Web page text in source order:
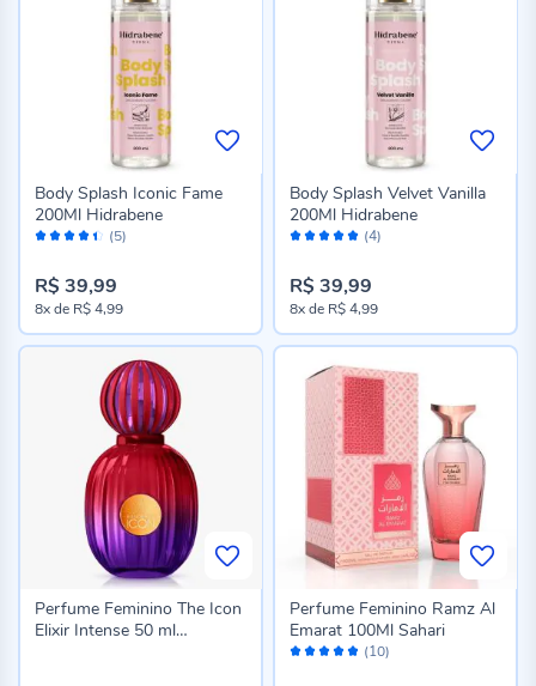
Avaliação: (5)
Body Splash Iconic Fame
200Ml Hidrabene
R$ 39,99
8xde R$ 4,99
Avaliação: (4)
Body Splash Velvet Vanilla
200Ml Hidrabene
R$ 39,99
8xde R$ 4,99
Perfume Feminino The Icon
Elixir Intense 50 ml
Avaliação: (10)
Perfume Feminino Ramz Al
Emarat 100Ml Sahari